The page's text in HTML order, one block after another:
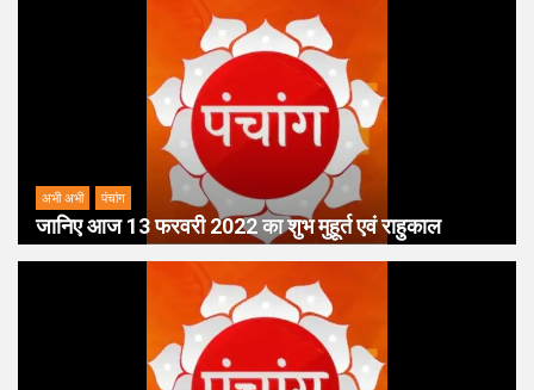
अभी अभी पंचांग
जानिए आज 13 फरवरी 2022 का शुभ मुहूर्त एवं राहुकाल